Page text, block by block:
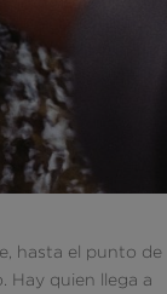
hasta el punto de
Hay quien llega a